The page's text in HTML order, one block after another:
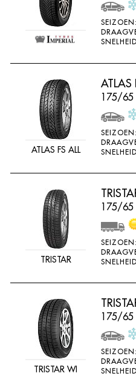
ATLAS FS ALL
ATLAS
175/65
TRISTAR
175/65
TRISTAR WI
175/65